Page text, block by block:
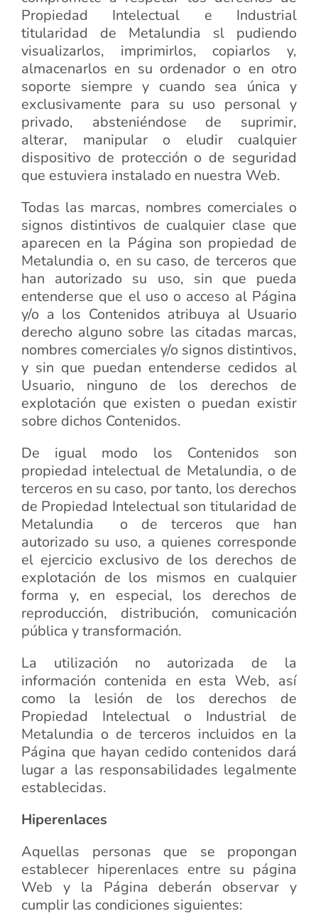
Propiedad Intelectual e Industrial
titularidad de Metalundia sl pudiendo
visualizarlos, imprimirlos, copiarlos y,
almacenarlos en su ordenador o en otro
soporte siempre y cuando sea única y
exclusivamente para su uso personal y
privado, absteniéndose de suprimir,
alterar, manipular o eludir cualquier
dispositivo de protección o de seguridad
que estuviera instalado en nuestra Web.
Todas las marcas, nombres comerciales o
signos distintivos de cualquier clase que
aparecen en la Página son propiedad de
Metalundia o, en su caso, de terceros que
han autorizado su uso, sin que pueda
entenderse que el uso o acceso al Página
y/o a los Contenidos atribuya al Usuario
derecho alguno sobre las citadas marcas,
nombres comerciales y/o signos distintivos,
y sin que puedan entenderse cedidos al
Usuario, ninguno de los derechos de
explotación que existen o puedan existir
sobre dichos Contenidos.
De igual modo los Contenidos son
propiedad intelectual de Metalundia, o de
terceros en su caso, por tanto, los derechos
de Propiedad Intelectual son titularidad de
Metalundia o de terceros que han
autorizado su uso, a quienes corresponde
el ejercicio exclusivo de los derechos de
explotación de los mismos en cualquier
forma y, en especial, los derechos de
reproducción, distribución, comunicación
pública y transformación.
La utilización no autorizada de la
información contenida en esta Web, así
como la lesión de los derechos de
Propiedad Intelectual o Industrial de
Metalundia o de terceros incluidos en la
Página que hayan cedido contenidos dará
lugar a las responsabilidades legalmente
establecidas.
Hiperenlaces
Aquellas personas que se propongan
establecer hiperenlaces entre su página
Web y la Página deberán observar y
cumplir las condiciones siguientes: